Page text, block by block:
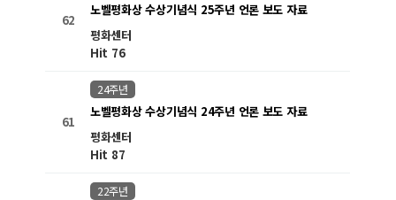
62
노벨평화상 수상기념식 25주년 언론 보도 자료
평화센터
Hit 76
61
24주년
노벨평화상 수상기념식 24주년 언론 보도 자료
평화센터
Hit 87
22주년